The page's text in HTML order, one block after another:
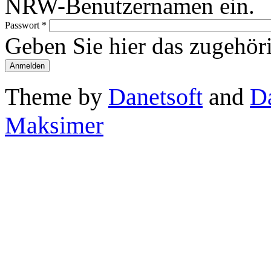
NRW-Benutzernamen ein.
Passwort *
Geben Sie hier das
Theme by Danetsoft and
Maksimer